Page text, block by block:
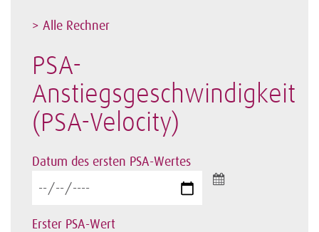
> Alle Rechner
PSA-
Anstiegsgeschwindigkeit
(PSA-Velocity)
Datum des ersten PSA-Wertes
Erster PSA-Wert